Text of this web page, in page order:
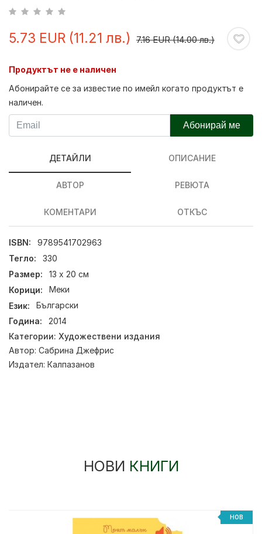
5.73 EUR (11.21 лв.) 7.16 EUR (14.00 лв.)
Продуктът не е наличен
Абонирайте се за известие по имейл когато продуктът е
наличен.
Абонирай ме
ДЕТАЙЛИ ОПИСАНИЕ
АВТОР РЕВЮТА
КОМЕНТАРИ ОТКЪС
ISBN:
9789541702963
Тегло:
330
Размер:
13 х 20 см
Корици:
Меки
Език:
Български
Година:
2014
Категории: Художествени издания
Автор: Сабрина Джефрис
Издател: Калпазанов
НОВИ КНИГИ
НОВ